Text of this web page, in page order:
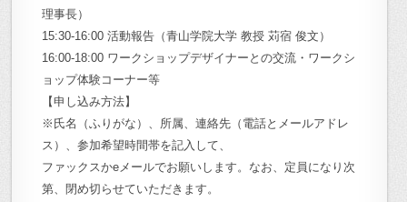
理事長）
15:30-16:00 活動報告（青山学院大学 教授 苅宿 俊文）
16:00-18:00 ワークショップデザイナーとの交流・ワークシ
ョップ体験コーナー等
【申し込み方法】
※氏名（ふりがな）、所属、連絡先（電話とメールアドレ
ス）、参加希望時間帯を記入して、
ファックスかeメールでお願いします。なお、定員になり次
第、閉め切らせていただきます。